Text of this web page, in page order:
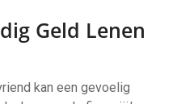
Geld Lenen
kan een gevoelig